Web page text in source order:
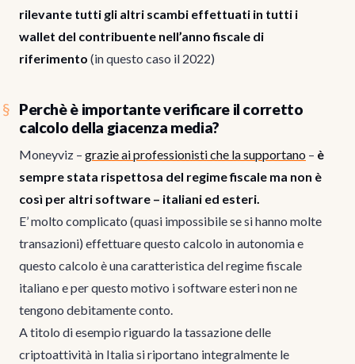
rilevante tutti gli altri scambi effettuati in tutti i
wallet del contribuente nell’anno fiscale di
riferimento (in questo caso il 2022)
Perchè è importante verificare il corretto
calcolo della giacenza media?
Moneyviz – grazie ai professionisti che la supportano – è
sempre stata rispettosa del regime fiscale ma non è
così per altri software – italiani ed esteri.
E’ molto complicato (quasi impossibile se si hanno molte
transazioni) effettuare questo calcolo in autonomia e
questo calcolo è una caratteristica del regime fiscale
italiano e per questo motivo i software esteri non ne
tengono debitamente conto.
A titolo di esempio riguardo la tassazione delle
criptoattività in Italia si riportano integralmente le